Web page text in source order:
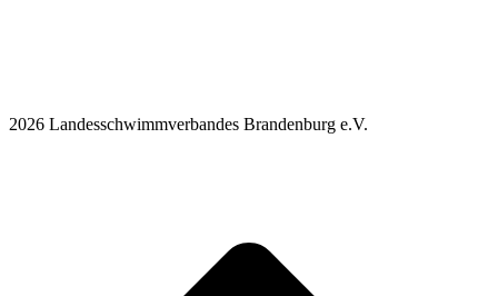
2026 Landesschwimmverbandes Brandenburg e.V.